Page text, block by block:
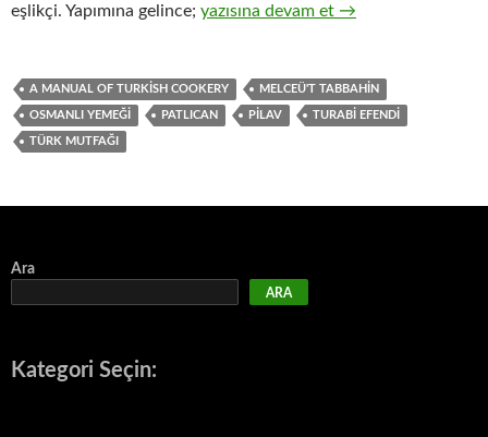
eşlikçi. Yapımına gelince; PATLICANLI PİLAV
yazısına devam et →
A MANUAL OF TURKISH COOKERY MELCEÜ'T TABBAHIN
OSMANLI YEMEĞI PATLICAN PILAV TURABI EFENDI
TÜRK MUTFAĞI
Ara
ARA
Kategori Seçin: